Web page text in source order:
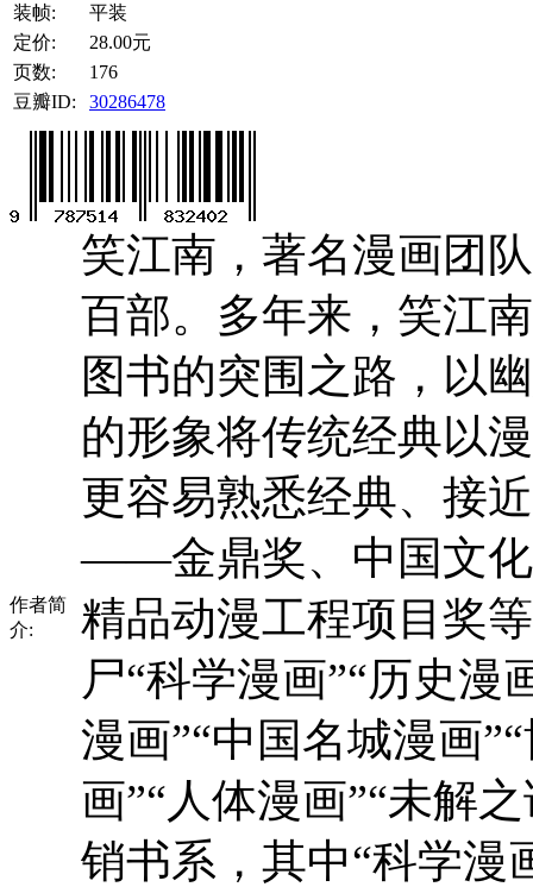
装帧:
平装
定价:
28.00元
页数:
176
豆瓣ID:
30286478
作者简
介:
笑江南，著名漫画团
百部。多年来，笑江
图书的突围之路，以
的形象将传统经典以
更容易熟悉经典、接
——金鼎奖、中国文化
精品动漫工程项目奖
尸“科学漫画”“历史漫
漫画”“中国名城漫画
画”“人体漫画”“未解
销书系，其中“科学漫